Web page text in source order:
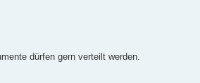
dürfen gern verteilt werden.